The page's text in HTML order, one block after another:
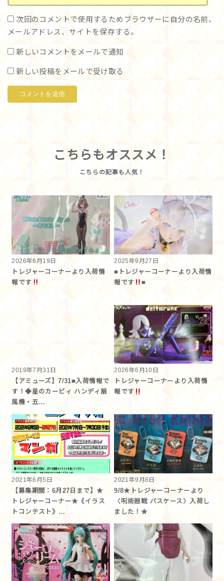
次回のコメントで使用するためブラウザーに自分の名前、
メールアドレス、サイトを保存する。
新しいコメントをメールで通知
新しい投稿をメールで受け取る
こちらもオススメ！
2026年6月19日
トレジャーコーナーより入荷情
報です︎
2025年9月27日
■トレジャーコーナーより入荷情
報です
■
2019年7月31日
【アミューズ】7/31■入荷情報で
す！◆星のカービィ ハンディ扇
風機・五…
2026年6月10日
トレジャーコーナーより入荷情
報です︎
2021年6月5日
【募集期間：6月27日まで】★
トレジャーコーナー★《イラス
トコンテスト》…
2021年9月8日
9/8★トレジャーコーナーより
〈呪術廻戦 パスケース〉入荷し
ました！★